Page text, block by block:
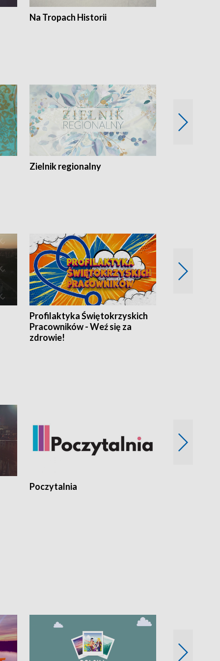
Na Tropach Historii
Zielnik regionalny
Profilaktyka Świętokrzyskich
Pracowników - Weź się za
zdrowie!
Poczytalnia